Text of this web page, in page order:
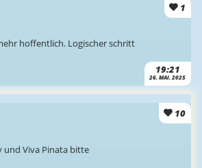
1
19:21
26. MAI. 2025
hoffentlich. Logischer schritt
10
und Viva Pinata bitte